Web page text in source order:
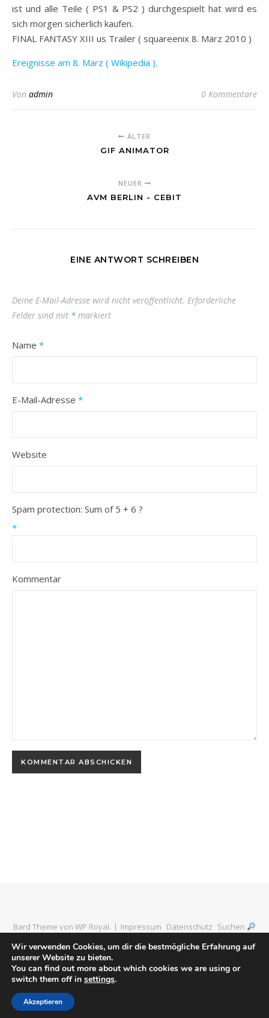
ist und alle Teile ( PS1 & PS2 ) durchgespielt hat wird es
sich morgen sicherlich kaufen.
FINAL FANTASY XIII us Trailer ( squareenix 8. März 2010 )
Ereignisse am 8. März ( Wikipedia ).
Von admin 0 Kommentare
ÄLTER
GIF ANIMATOR
NEUER
AVM BERLIN - CEBIT
EINE ANTWORT SCHREIBEN
Deine E-Mail-Adresse wird nicht veröffentlicht. Erforderliche
Felder sind mit * markiert
Name *
E-Mail-Adresse *
Website
Spam protection: Sum of 5 + 6 ?
*
Kommentar
Bard Theme vonWP Royal. Impressum Datenschutz Suchen
ZURÜCK NACH OBEN
Social media & sharing icons powered by
Wir verwenden Cookies, um dir die bestmögliche Erfahrung auf
unserer Website zu bieten.
You can find out more about which cookies we are using or
switch them off in settings.
Akzeptieren